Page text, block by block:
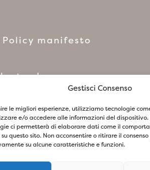
Gestisci Consenso
le migliori esperienze, utilizziamo tecnologie
e/o accedere alle informazioni del dispositivo.
ci permetterà di elaborare dati come il
su questo sito. Non acconsentire o ritirare il
su alcune caratteristiche e funzioni.
manifesto
network